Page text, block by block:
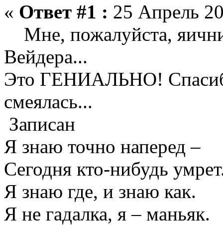
« Ответ #1 : 25 Апрель
Мне, пожалуйста,
Вейдера...
Это ГЕНИАЛЬНО!
смеялась...
Записан
Я знаю точно наперед –
Сегодня кто-нибудь
Я знаю где, и знаю как.
Я не гадалка, я – маньяк.